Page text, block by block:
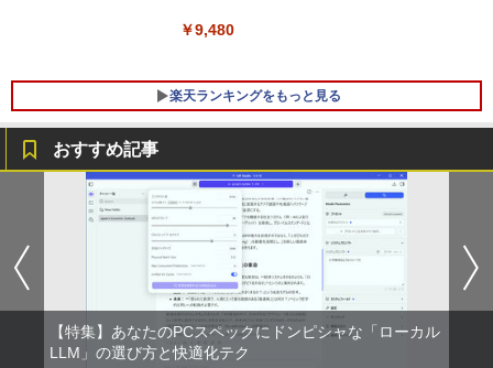
メモリ4GB～ 高速SSD1TB 最大 フルHD
￥12,980
￥9,480
楽天ランキングをもっと見る
ちいかわ なんか小さくてかわいいやつ
（1） （ワイドKC） [ ナガノ ]
￥1,100
羽生結弦（2027年1月始まりカレンダ
おすすめ記事
【特集】あなたのPCスペックにドンピシャな「ローカル
LLM」の選び方と快適化テク